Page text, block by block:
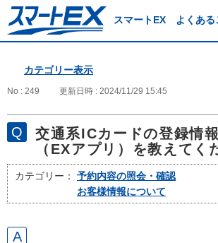
スマートEX よくある
カテゴリー表示
No : 249 更新日時 : 2024/11/29 15:45
交通系ICカードの登録情
（EXアプリ）を教えてく
カテゴリー：
予約内容の照会・確認
お客様情報について